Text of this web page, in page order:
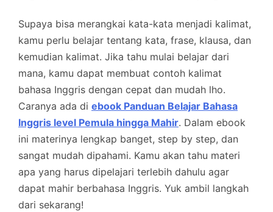
Supaya bisa merangkai kata-kata menjadi kalimat,
kamu perlu belajar tentang kata, frase, klausa, dan
kemudian kalimat. Jika tahu mulai belajar dari
mana, kamu dapat membuat contoh kalimat
bahasa Inggris dengan cepat dan mudah lho.
Caranya ada di ebook Panduan Belajar Bahasa
Inggris level Pemula hingga Mahir. Dalam ebook
ini materinya lengkap banget, step by step, dan
sangat mudah dipahami. Kamu akan tahu materi
apa yang harus dipelajari terlebih dahulu agar
dapat mahir berbahasa Inggris. Yuk ambil langkah
dari sekarang!